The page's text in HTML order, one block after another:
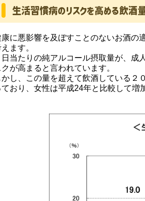
生活習慣病のリスクを高める飲酒
康に悪影響を及ぼすことのないお酒の
ます。
日当たりの純アルコール摂取量が、成
クが高まると言われています。
かし、この量を超えて飲酒している２
ており、女性は平成24年と比較して増